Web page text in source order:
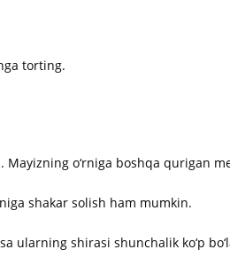
torting.
o‘rniga boshqa qurigan
shakar solish ham mumkin.
ularning shirasi shunchalik ko‘p